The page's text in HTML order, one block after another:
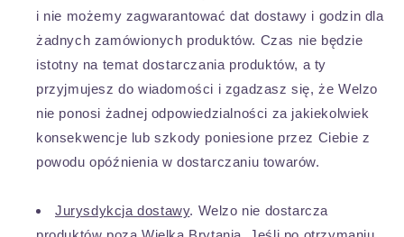
i nie możemy zagwarantować dat dostawy i godzin dla
żadnych zamówionych produktów. Czas nie będzie
istotny na temat dostarczania produktów, a ty
przyjmujesz do wiadomości i zgadzasz się, że Welzo
nie ponosi żadnej odpowiedzialności za jakiekolwiek
konsekwencje lub szkody poniesione przez Ciebie z
powodu opóźnienia w dostarczaniu towarów.
Jurysdykcja dostawy. Welzo nie dostarcza